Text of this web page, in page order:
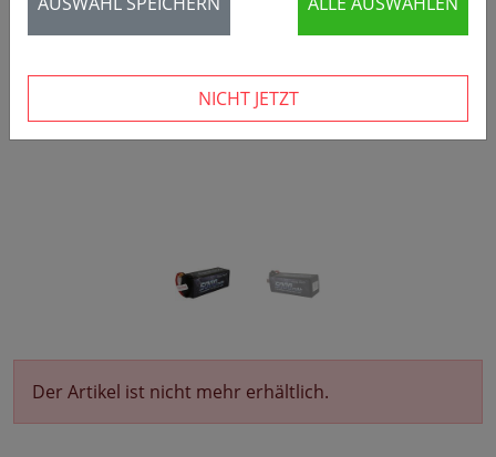
Der Artikel ist nicht mehr erhältlich.
NICHT JETZT